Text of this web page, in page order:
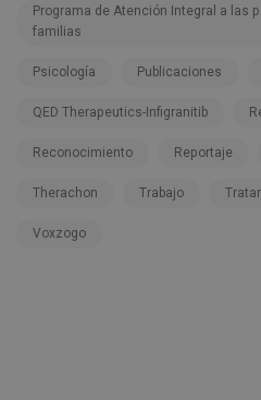
Programa de Atención Integral a las
familias
Psicología Publicaciones
QED Therapeutics-Infigranitib
Reconocimiento Reportaje
Therachon Trabajo
Voxzogo